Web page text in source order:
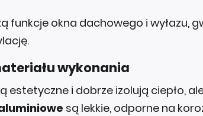
funkcje okna dachowego i wyłazu,
wykonania
estetyczne i dobrze izolują ciepło,
są lekkie, odporne na